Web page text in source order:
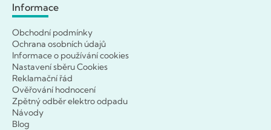
Informace
Obchodní podmínky
Ochrana osobních údajů
Informace o používání cookies
Nastavení sběru Cookies
Reklamační řád
Ověřování hodnocení
Zpětný odběr elektro odpadu
Návody
Blog